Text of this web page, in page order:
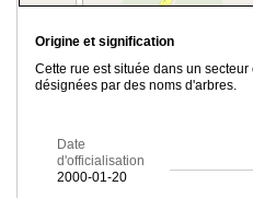
Origine et signification
Cette rue est située dans un
désignées par des noms d'arbres.
Date
d'officialisation
2000-01-20